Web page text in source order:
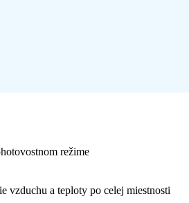
režime
vzduchu a teploty po celej miestnosti